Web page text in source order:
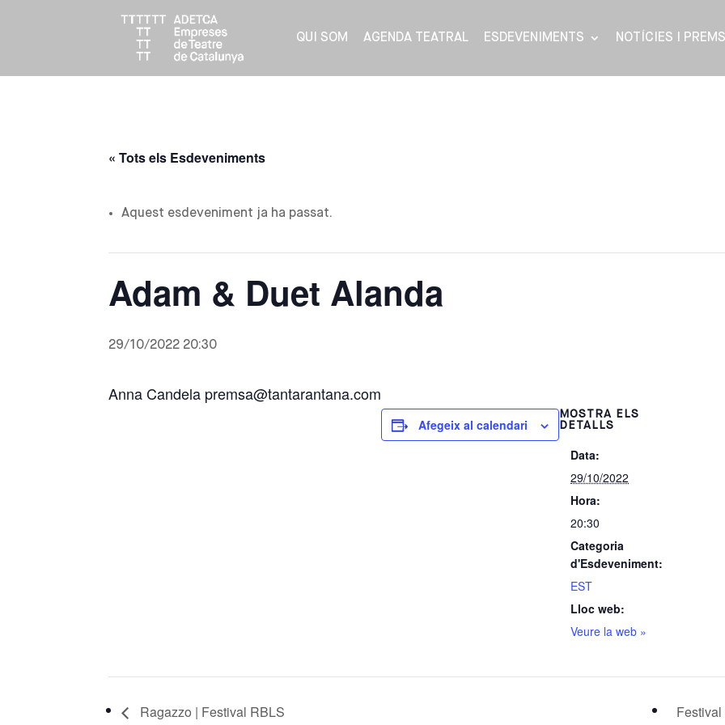
QUI SOM AGENDA TEATRAL ESDEVENIMENTS NOTÍCIES I
« Tots els Esdeveniments
Aquest esdeveniment ja ha passat.
Adam & Duet Alanda
29/10/2022 20:30
Anna Candela premsa@tantarantana.com
Afegeix al calendari
MOSTRA ELS
DETALLS
Data:
29/10/2022
Hora:
20:30
Categoria
d'Esdeveniment:
EST
Lloc web:
Veure la web »
Ragazzo | Festival RBLS